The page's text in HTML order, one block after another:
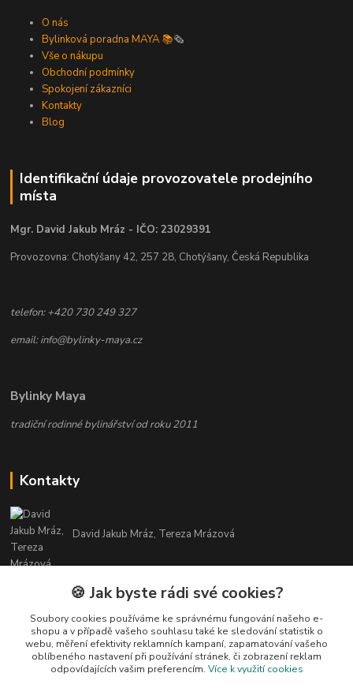
O nás
Bylinková poradna MAYA 📚🗞️
Vše o nákupu
Obchodní podmínky
Spokojení zákazníci
Kontakty
Blog
Identifikační údaje provozovatele prodejního
místa
Mgr. David Jakub Mráz - IČO: 23029391
Provozovna: Chotýšany 42, 257 28, Chotýšany, Česká Republika
telefon: +420 730 249 327
email: info@bylinky-maya.cz
Bylinky Maya
tradiční rodinné bylinářství od roku 2011
Kontakty
David Jakub Mráz, Tereza Mrázová
info@bylinky-maya.cz
🍪 Jak byste rádi své cookies?
Soubory cookies používáme ke správnému fungování našeho e-
shopu a v případě vašeho souhlasu také ke sledování statistik o
webu, měření efektivity reklamních kampaní, zapamatování vašeho
oblíbeného nastavení při používání stránek, či zobrazení reklam
odpovídajících vašim preferencím. Více k využití cookies